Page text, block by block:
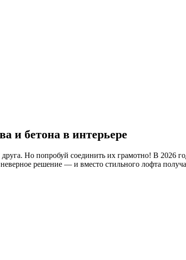
и бетона в интерьере
Но попробуй соединить их грамотно! В 2026
решение — и вместо стильного лофта